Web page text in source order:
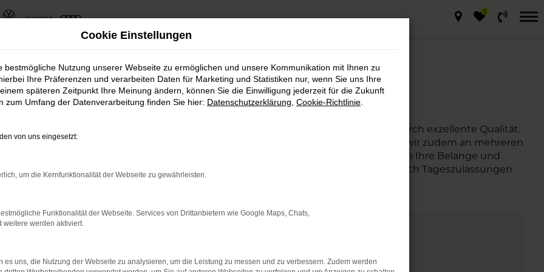
0
Wahl für Chemnitz
andere Stadt. Kaum ein anderes Modell ist so vielseitig und besticht zudem durch exzellente Qualität.
für die Fahrzeuge von Škoda und damit auch den Kodiaq. Seit vielen Jahren sind wir zudem an mehreren
Chemnitz und Umgebung tätig. Mehr als 110 Mitarbeitende kümmern sich um Ihre Belange und
ob Ihr Škoda Kodiaq ein Neuwagen oder ein Gebrauchter sein soll und auch Tageszulassungen
Sie ein.
Network Error
ist ein Fehler aufgetreten.
Cookie Einstellungen
bestmögliche Nutzung unserer Webseite zu ermöglichen und unsere Kommunikation mit Ihnen zu
Ihre Präferenzen und verarbeiten Daten für Marketing und Statistiken nur, wenn Sie uns Ihre
späteren Zeitpunkt Ihre Meinung ändern, können Sie die Einwilligung jederzeit für die Zukunft
zum Umfang der Datenverarbeitung finden Sie hier: Datenschutzerklärung Cookie-Richtlinie
von uns eingesetzt:
um die Kernfunktionalität der Webseite zu gewährleisten.
Funktionalität der Webseite. Services von Drittanbietern wie Google Maps, Chats,
weitere werden aktiviert.
es uns, die Nutzung der Webseite zu analysieren, um die Leistung zu messen und zu verbessern. Zudem werden